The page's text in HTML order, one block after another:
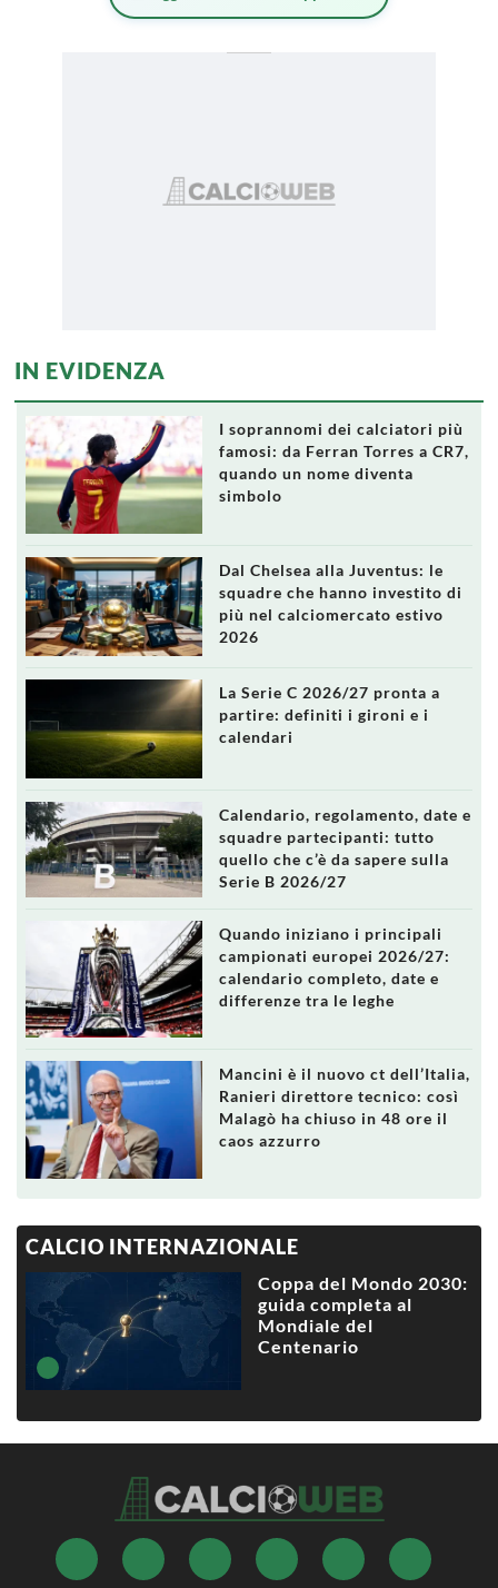
IN EVIDENZA
I soprannomi dei calciatori più
famosi: da Ferran Torres a CR7,
quando un nome diventa
simbolo
Dal Chelsea alla Juventus: le
squadre che hanno investito di
più nel calciomercato estivo
2026
La Serie C 2026/27 pronta a
partire: definiti i gironi e i
calendari
Calendario, regolamento, date e
squadre partecipanti: tutto
quello che c’è da sapere sulla
Serie B 2026/27
Quando iniziano i principali
campionati europei 2026/27:
calendario completo, date e
differenze tra le leghe
Mancini è il nuovo ct dell’Italia,
Ranieri direttore tecnico: così
Malagò ha chiuso in 48 ore il
caos azzurro
CALCIO INTERNAZIONALE
Coppa del Mondo 2030:
guida completa al
Mondiale del
Centenario